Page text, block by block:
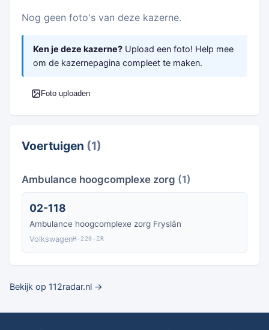
Nog geen foto's van deze kazerne.
Ken je deze kazerne? Upload een foto! Help mee
om de kazernepagina compleet te maken.
Foto uploaden
Voertuigen (1)
Ambulance hoogcomplexe zorg (1)
02-118
Ambulance hoogcomplexe zorg Fryslân
VolkswagenH-220-ZR
Bekijk op 112radar.nl →